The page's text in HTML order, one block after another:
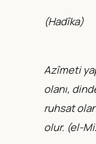
(Hadîka)
Azîmeti
olanı,
ruhsat
olur. (el-